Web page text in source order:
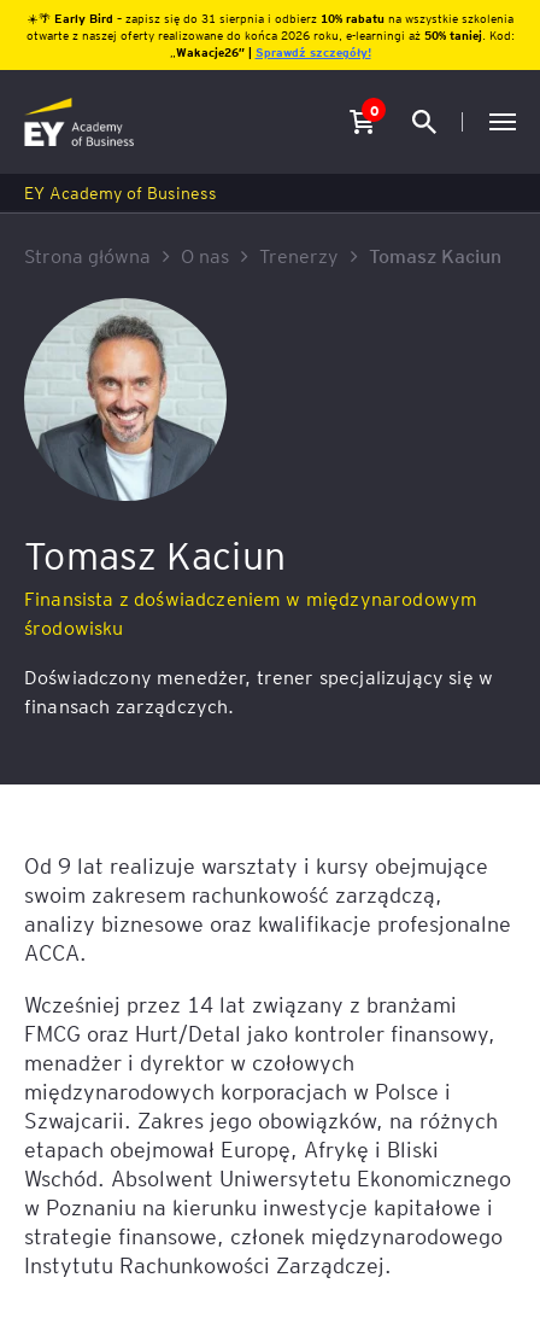
☀️🌴 Early Bird – zapisz się do 31 sierpnia i odbierz10% rabatu na wszystkie szkolenia
otwarte z naszej oferty realizowane do końca 2026 roku, e-learningi aż 50% taniej. Kod:
Wakacje26″ | Sprawdź szczegóły!
0
EY Academy of Business
Strona główna O nas Trenerzy Tomasz Kaciun
Tomasz Kaciun
Finansista z doświadczeniem w międzynarodowym
środowisku
Doświadczony menedżer, trener specjalizujący się w
finansach zarządczych.
Od 9 lat realizuje warsztaty i kursy obejmujące
swoim zakresem rachunkowość zarządczą,
analizy biznesowe oraz kwalifikacje profesjonalne
ACCA.
Wcześniej przez 14 lat związany z branżami
FMCG oraz Hurt/Detal jako kontroler finansowy,
menadżer i dyrektor w czołowych
międzynarodowych korporacjach w Polsce i
Szwajcarii. Zakres jego obowiązków, na różnych
etapach obejmował Europę, Afrykę i Bliski
Wschód. Absolwent Uniwersytetu Ekonomicznego
w Poznaniu na kierunku inwestycje kapitałowe i
strategie finansowe, członek międzynarodowego
Instytutu Rachunkowości Zarządczej.